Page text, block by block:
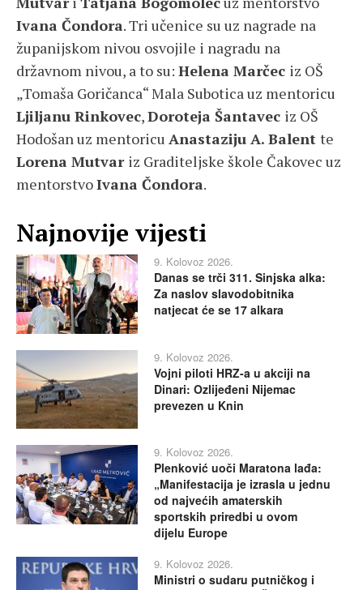
Ivana Čondora. Tri učenice su uz nagrade na
županijskom nivou osvojile i nagradu na
državnom nivou, a to su: Helena Marčec iz OŠ
„Tomaša Goričanca“ Mala Subotica uz mentoricu
Ljiljanu Rinkovec,Doroteja Šantavec iz OŠ
Hodošan uz mentoricu Anastaziju A. Balent te
Lorena Mutvar iz Graditeljske škole Čakovec uz
mentorstvoIvana Čondora.
Najnovije vijesti
9. Kolovoz 2026.
Danas se trči 311. Sinjska alka:
Za naslov slavodobitnika
natjecat će se 17 alkara
9. Kolovoz 2026.
Vojni piloti HRZ-a u akciji na
Dinari: Ozlijeđeni Nijemac
prevezen u Knin
9. Kolovoz 2026.
Plenković uoči Maratona lađa:
„Manifestacija je izrasla u jednu
od najvećih amaterskih
sportskih priredbi u ovom
dijelu Europe
9. Kolovoz 2026.
Ministri o sudaru putničkog i